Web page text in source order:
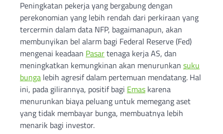
Peningkatan pekerja yang bergabung dengan
perekonomian yang lebih rendah dari perkiraan yang
tercermin dalam data NFP, bagaimanapun, akan
membunyikan bel alarm bagi Federal Reserve (Fed)
mengenai keadaan Pasartenaga kerja AS, dan
meningkatkan kemungkinan akan menurunkan suku
bunga lebih agresif dalam pertemuan mendatang. Hal
ini, pada gilirannya, positif bagi Emas karena
menurunkan biaya peluang untuk memegang aset
yang tidak membayar bunga, membuatnya lebih
menarik bagi investor.